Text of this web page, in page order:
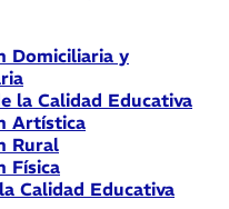
Domiciliaria y
la Calidad Educativa
Artística
Rural
Física
Calidad Educativa